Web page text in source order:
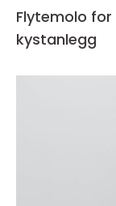
Flytemolo
kystanlegg